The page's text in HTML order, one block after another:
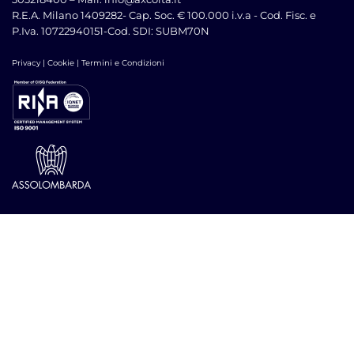
R.E.A. Milano 1409282- Cap. Soc. € 100.000 i.v.a -Cod. Fisc. e
P.Iva. 10722940151-Cod. SDI: SUBM70N
Privacy | Cookie | Termini e Condizioni